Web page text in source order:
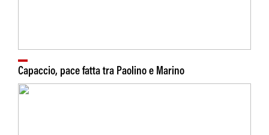
Capaccio, pace fatta tra Paolino e Marino